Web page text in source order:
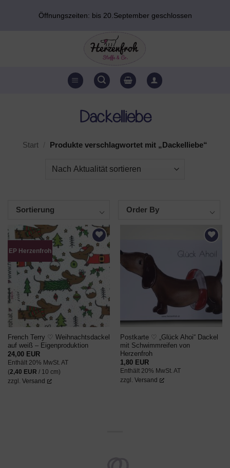
Öffnungszeiten: bis 20.September geschlossen
Dackelliebe
Start Produkte verschlagwortet mit „Dackelliebe“
Sortierung Order By
EP Herzenfroh
AUF DEN
WUNSCHZETTEL
French Terry ♡ Weihnachtsdackel
auf weiß – Eigenproduktion
24,00 EUR
Enthält 20% MwSt. AT
(2,40 EUR / 10 cm)
zzgl. Versand
AUF DEN
Postkarte ♡ „Glück Ahoi“ Dackel
mit Schwimmreifen von
Herzenfroh
1,80 EUR
Enthält 20% MwSt. AT
zzgl. Versand